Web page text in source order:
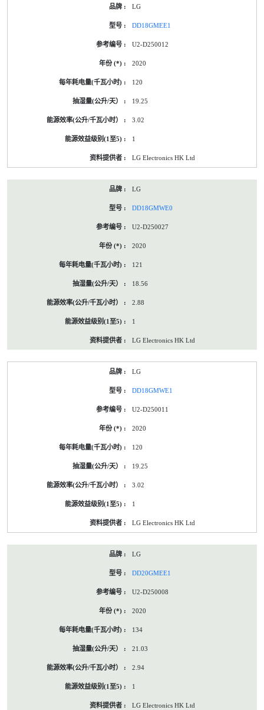
LG
DD18GMEE1
U2-D250012
2020
120
19.25
3.02
1
LG Electronics HK Ltd
LG
DD18GMWE0
U2-D250027
2020
121
18.56
2.88
1
LG Electronics HK Ltd
LG
DD18GMWE1
U2-D250011
2020
120
19.25
3.02
1
LG Electronics HK Ltd
LG
DD20GMEE1
U2-D250008
2020
134
21.03
2.94
1
LG Electronics HK Ltd